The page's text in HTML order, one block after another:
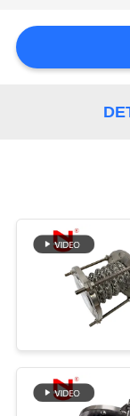
RICHIEDA
SITO
POLITICA
PRIVACY